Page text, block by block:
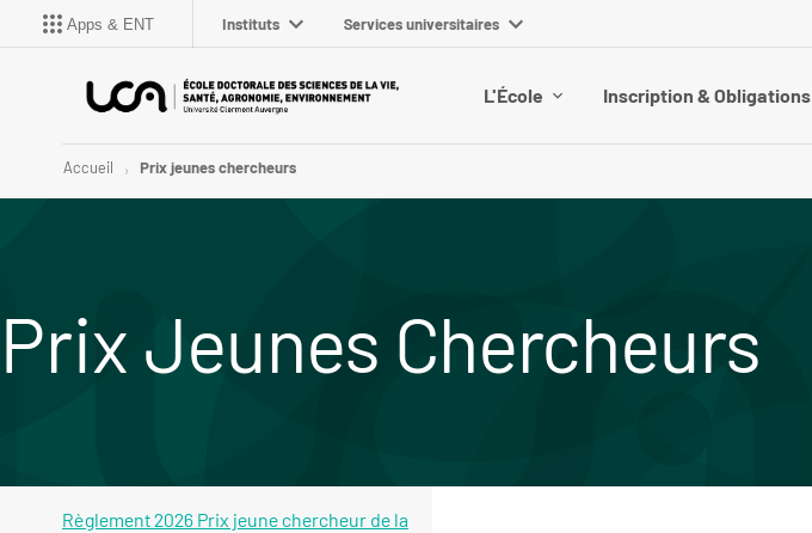
Apps & ENT Instituts Services universitaires
L'École Inscription & Obligations
Accueil Prix jeunes chercheurs
Prix Jeunes Chercheurs
Règlement 2026 Prix jeune chercheur de la